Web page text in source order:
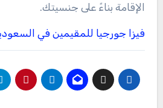
الإقامة بناءً على جنسيتك.
فيزا جورجيا للمقيمين في